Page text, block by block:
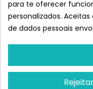
OK FOR PETS!
Hueso Nudo Natural
3,58 €
para te oferecer
personalizados.
de dados pessoais